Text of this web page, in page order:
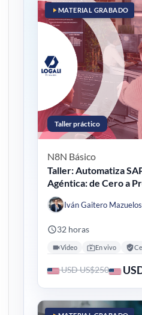
Taller práctico
MATERIAL GRABADO
N8N Básico
Taller: Automatiza
Agéntica: de Cero a
Iván Gaitero Mazuelos
32 horas
Video En vivo
USD US$250